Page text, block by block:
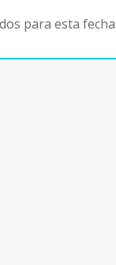
para esta fecha.